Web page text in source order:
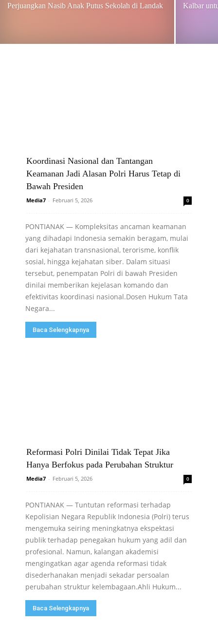
Perjuangkan Nasib Anak Putus Sekolah di Landak
Kalbar
Koordinasi Nasional dan Tantangan
Keamanan Jadi Alasan Polri Harus Tetap di
Bawah Presiden
Media7 - Februari 5, 2026 0
PONTIANAK — Kompleksitas ancaman keamanan
yang dihadapi Indonesia semakin beragam, mulai
dari kejahatan transnasional, terorisme, konflik
sosial, hingga kejahatan siber. Dalam situasi
tersebut, penempatan Polri di bawah Presiden
dinilai memberikan kejelasan komando dan
efektivitas koordinasi nasional.Dosen Hukum Tata
Negara...
Baca Selengkapnya
Reformasi Polri Dinilai Tidak Tepat Jika
Hanya Berfokus pada Perubahan Struktur
Media7 - Februari 5, 2026 0
PONTIANAK — Tuntutan reformasi terhadap
Kepolisian Negara Republik Indonesia (Polri) terus
mengemuka seiring meningkatnya ekspektasi
publik terhadap penegakan hukum yang adil dan
profesional. Namun, kalangan akademisi
mengingatkan agar agenda reformasi tidak
disederhanakan menjadi sekadar persoalan
perubahan struktur kelembagaan.Ahli Hukum...
Baca Selengkapnya